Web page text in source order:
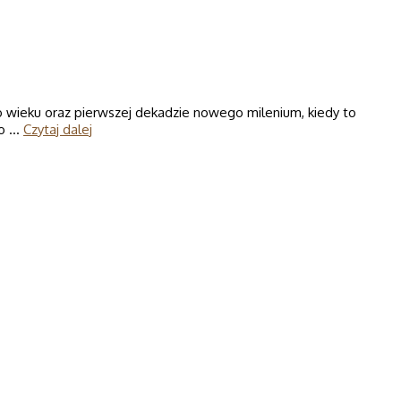
wieku oraz pierwszej dekadzie nowego milenium, kiedy to
… Czytaj dalej